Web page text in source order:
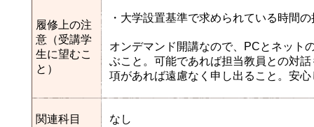
履修上の注
意（受講学
生に望むこ
と）
・大学設置基準で求められている時間
オンデマンド開講なので、PCとネット
ぶこと。可能であれば担当教員との対
項があれば遠慮なく申し出ること。安
関連科目 なし